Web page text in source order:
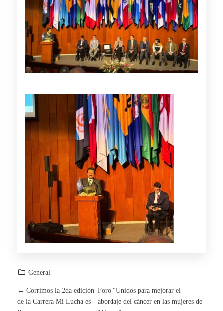
General
P
← Corrimos la 2da edición
de la Carrera Mi Lucha es
Foro “Unidos para mejorar el
abordaje del cáncer en las mujeres de